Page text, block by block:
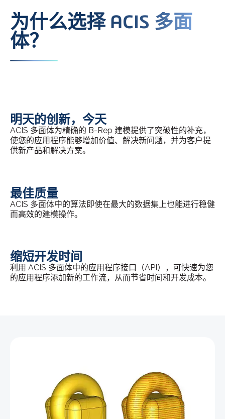
为什么选择 ACIS 多面
体？
明天的创新，今天
ACIS 多面体为精确的 B-Rep 建模提供了突破性的补充，
使您的应用程序能够增加价值、解决新问题，并为客户提
供新产品和解决方案。
最佳质量
ACIS 多面体中的算法即使在最大的数据集上也能进行稳健
而高效的建模操作。
缩短开发时间
利用 ACIS 多面体中的应用程序接口（API），可快速为您
的应用程序添加新的工作流，从而节省时间和开发成本。